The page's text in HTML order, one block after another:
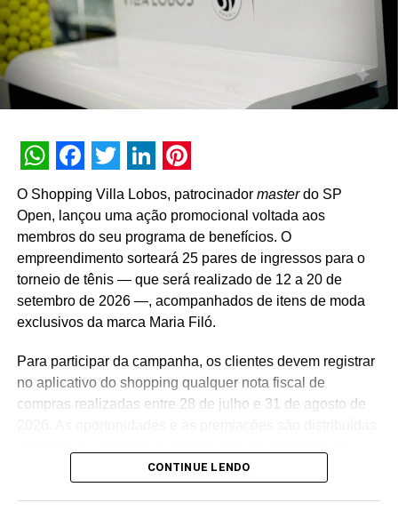
A promoção abrange todas as linhas de produtos da
marca em todo o território nacional. Para concorrer aos
comprovantes fiscais pelo site oficial ou via WhatsApp.
reveladas no momento do cadastro do produto, além da
distribuição de R$ 10 mil toda semana e o sorteio final de
fosse muito mais do que um incentivo de compra. Ela
precisava reforçar os atributos da marca, gerar conversa e
manter o Café Evolutto presente na rotina das pessoas. A
combinação entre mecânica simples, premiações
atrativas, comunicação integrada e a chegada do Edu
Guedes nos permite manter a marca presente na rotina
do consumidor durante todo o período da campanha”,
Cooxupé.
WhatsApp
Facebook
Twitter
LinkedIn
Pinterest
O Shopping Villa Lobos, patrocinador masterdo SP
Open, lançou uma ação promocional voltada aos
membros do seu programa de benefícios. O
empreendimento sorteará 25 pares de ingressos para o
torneio de tênis — que será realizado de 12 a 20 de
setembro de 2026 —, acompanhados de itens de moda
exclusivos da marca Maria Filó.
Para participar da campanha, os clientes devem registrar
no aplicativo do shopping qualquer nota fiscal de
compras realizadas entre 28 de julho e 31 de agosto de
CONTINUE LENDO